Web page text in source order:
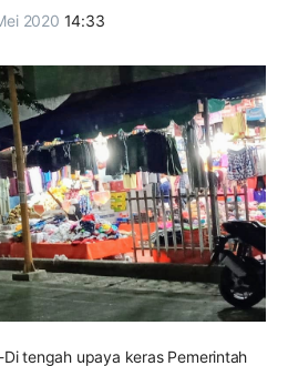
2020 14:33
-Di tengah upaya keras Pemerintah